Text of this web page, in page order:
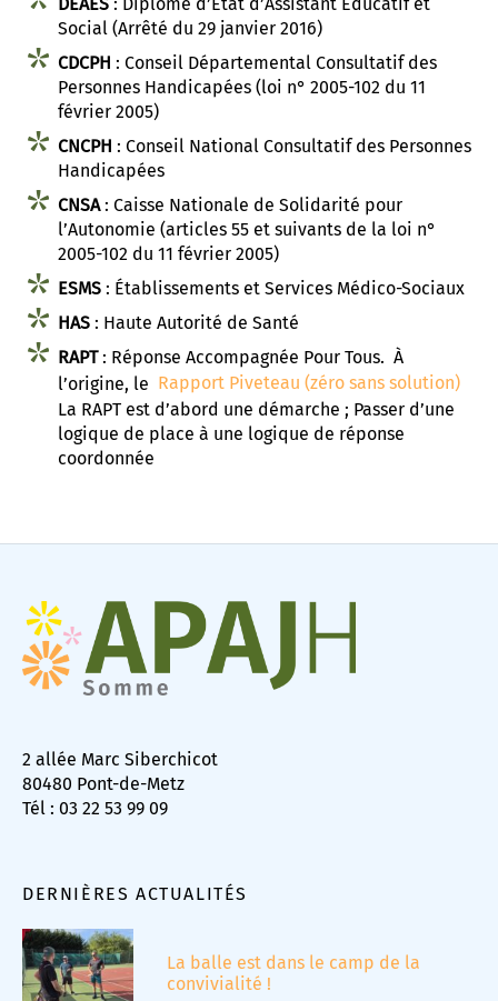
Social (Arrêté du 29 janvier 2016)
CDCPH : Conseil Départemental Consultatif des
Personnes Handicapées (loi n° 2005-102 du 11
février 2005)
CNCPH : Conseil National Consultatif des Personnes
Handicapées
CNSA: Caisse Nationale de Solidarité pour
l’Autonomie (articles 55 et suivants de la loi n°
2005-102 du 11 février 2005)
ESMS : Établissements et Services Médico-Sociaux
HAS : Haute Autorité de Santé
RAPT: Réponse Accompagnée Pour Tous. À
l’origine, le Rapport Piveteau (zéro sans solution)
La RAPT est d’abord une démarche ; Passer d’une
logique de place à une logique de réponse
coordonnée
2 allée Marc Siberchicot
80480 Pont-de-Metz
Tél : 03 22 53 99 09
DERNIÈRES ACTUALITÉS
La balle est dans le camp de la
convivialité !
associatif
de référence APAJH
d’Abbeville
collège César Franck à Amiens
Lycée Edouard BRANLY à Amiens
Corbie
«Déficience Visuelle»
« dys »